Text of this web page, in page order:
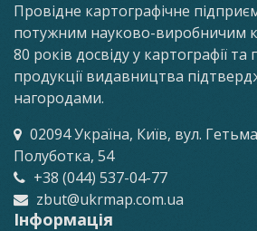
Провідне картографічне
потужним науково-виробничим
80 років досвіду у картографії та
продукції видавництва
нагородами.
02094 Україна, Київ, вул.
Полуботка, 54
+38 (044) 537-04-77
zbut@ukrmap.com.ua
Інформація